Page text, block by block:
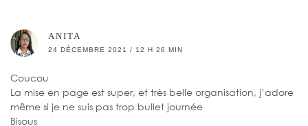
ANITA
24 DÉCEMBRE 2021 / 12 H 26 MIN
Coucou
La mise en page est super, et très belle organisation, j’adore
même si je ne suis pas trop bullet journée
Bisous